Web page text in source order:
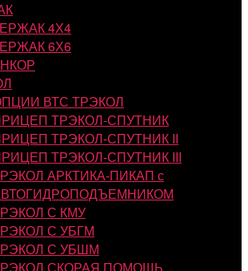
4Х4
6Х6
ВТС ТРЭКОЛ
ТРЭКОЛ-СПУТНИК
ТРЭКОЛ-СПУТНИК II
ТРЭКОЛ-СПУТНИК III
АРКТИКА-ПИКАП с
С КМУ
С УБГМ
С УБШМ